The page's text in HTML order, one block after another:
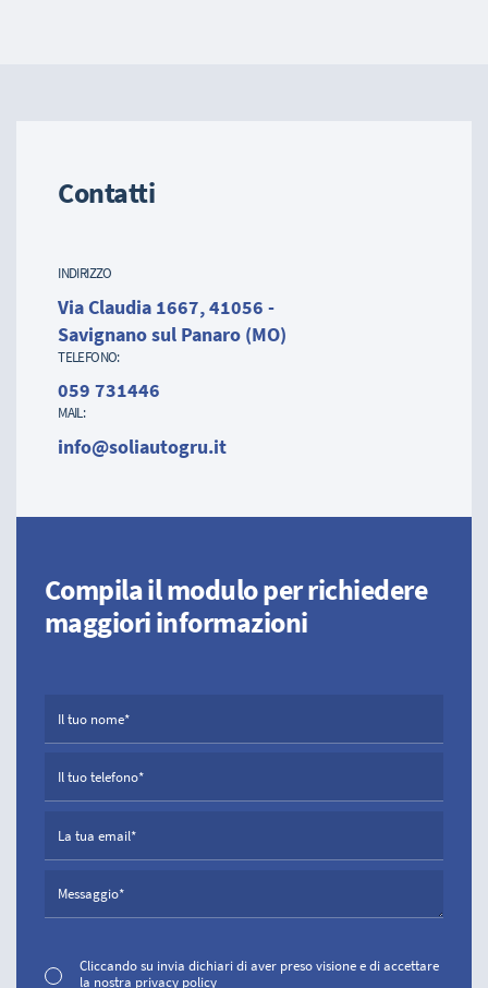
Contatti
INDIRIZZO
Via Claudia 1667, 41056 -
Savignano sul Panaro (MO)
TELEFONO:
059 731446
MAIL:
info@soliautogru.it
Compila il modulo per richiedere
maggiori informazioni
Cliccando su invia dichiari di aver preso visione e di accettare
la nostra privacy policy